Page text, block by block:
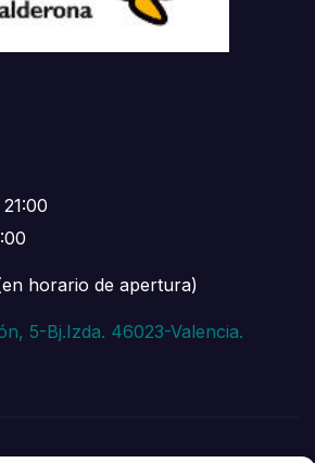
horario de apertura)
5-Bj.Izda. 46023-Valencia.